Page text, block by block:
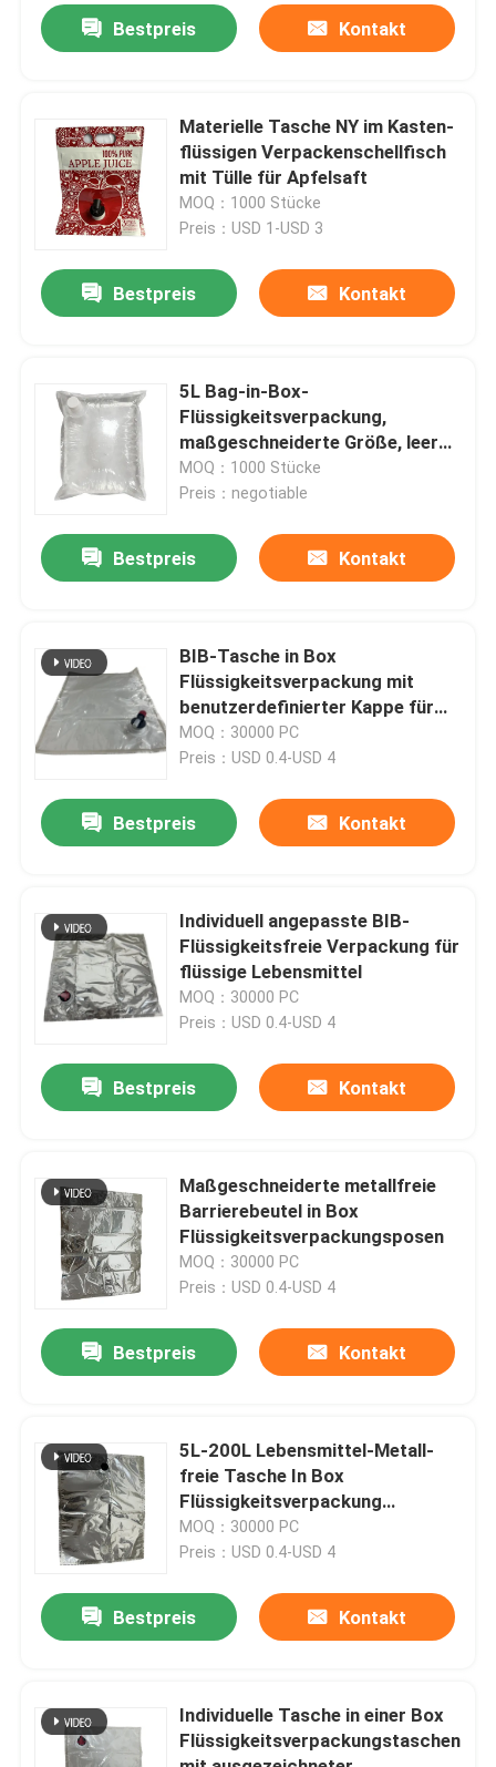
Produkte
Über uns
Fabrik-Ausflug
Treten Sie mit uns in Verbindung
Nachrichten
Fälle
Ausgussverpackungsbeutel
Bestpreis Kontakt
Materielle Tasche NY im Kasten-
flüssigen Verpackenschellfisch
mit Tülle für Apfelsaft
MOQ：1000 Stücke
Preis：USD 1-USD 3
Bestpreis Kontakt
5L Bag-in-Box-
Flüssigkeitsverpackung,
maßgeschneiderte Größe, leer
für Ölverpackungen
MOQ：1000 Stücke
Preis：negotiable
Bestpreis Kontakt
BIB-Tasche in Box
Flüssigkeitsverpackung mit
benutzerdefinierter Kappe für
flüssigen Saft und Milch
MOQ：30000 PC
Preis：USD 0.4-USD 4
Bestpreis Kontakt
Individuell angepasste BIB-
Flüssigkeitsfreie Verpackung für
flüssige Lebensmittel
MOQ：30000 PC
Preis：USD 0.4-USD 4
Bestpreis Kontakt
Maßgeschneiderte metallfreie
Barrierebeutel in Box
Flüssigkeitsverpackungsposen
MOQ：30000 PC
Preis：USD 0.4-USD 4
Bestpreis Kontakt
5L-200L Lebensmittel-Metall-
freie Tasche In Box
Flüssigkeitsverpackung
doppelte Kappen
MOQ：30000 PC
Preis：USD 0.4-USD 4
Bestpreis Kontakt
Individuelle Tasche in einer Box
Flüssigkeitsverpackungstaschen